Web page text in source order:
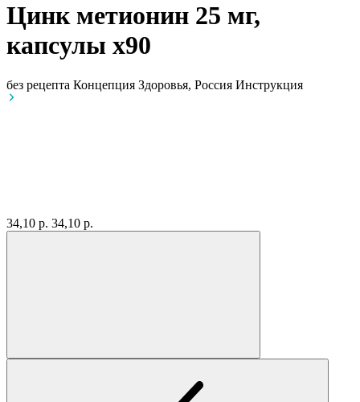
Цинк метионин 25 мг,
капсулы x90
без рецепта Концепция Здоровья, Россия Инструкция
34,10 р. 34,10 р.